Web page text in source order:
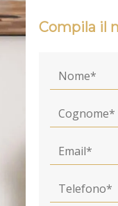
Compila il
Nome
Cognome
Email
Telefono